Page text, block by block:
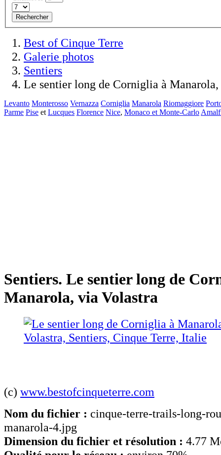
Rechercher
Best of Cinque Terre
Galerie photos
Sentiers
Le sentier long de Corniglia à
Levanto Monterosso Vernazza Corniglia Manarola Riomaggiore
Parme Pise et Lucques Florence Nice, Monaco et Monte-Carlo
Sentiers. Le sentier long de
Manarola, via Volastra
(c) www.bestofcinqueterre.com
Nom du fichier : cinque-terre-trails-long-
manarola-4.jpg
Dimension du fichier et résolution : 4.77